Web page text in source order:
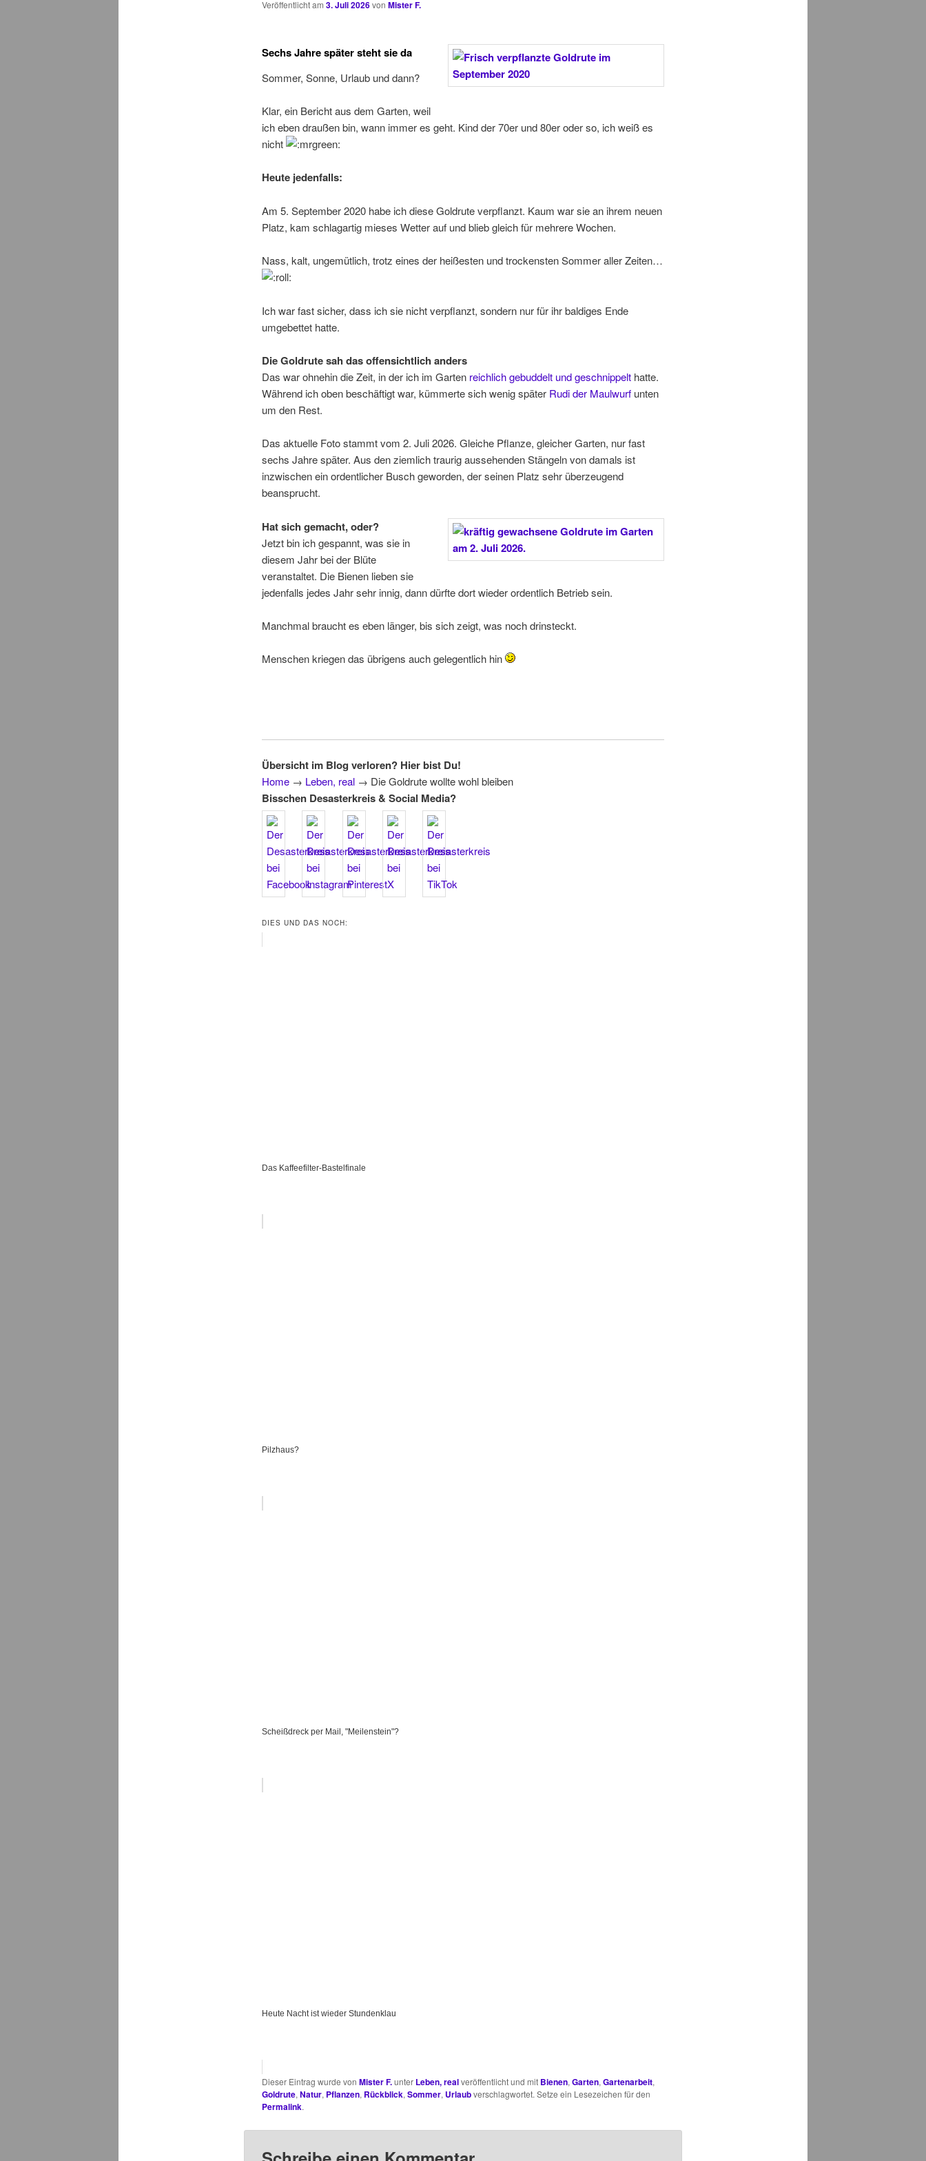
Veröffentlicht am 3. Juli 2026von Mister F.
Sechs Jahre später steht sie da
Sommer, Sonne, Urlaub und dann?
Klar, ein Bericht aus dem Garten, weil
ich eben draußen bin, wann immer es geht. Kind der 70er und 80er oder so, ich weiß es
nicht
Heute jedenfalls:
Am 5. September 2020 habe ich diese Goldrute verpflanzt. Kaum war sie an ihrem neuen
Platz, kam schlagartig mieses Wetter auf und blieb gleich für mehrere Wochen.
Nass, kalt, ungemütlich, trotz eines der heißesten und trockensten Sommer aller Zeiten…
Ich war fast sicher, dass ich sie nicht verpflanzt, sondern nur für ihr baldiges Ende
umgebettet hatte.
Die Goldrute sah das offensichtlich anders
Das war ohnehin die Zeit, in der ich im Garten reichlich gebuddelt und geschnippelthatte.
Während ich oben beschäftigt war, kümmerte sich wenig später Rudi der Maulwurfunten
um den Rest.
Das aktuelle Foto stammt vom 2. Juli 2026. Gleiche Pflanze, gleicher Garten, nur fast
sechs Jahre später. Aus den ziemlich traurig aussehenden Stängeln von damals ist
inzwischen ein ordentlicher Busch geworden, der seinen Platz sehr überzeugend
beansprucht.
Hat sich gemacht, oder?
Jetzt bin ich gespannt, was sie in
diesem Jahr bei der Blüte
veranstaltet. Die Bienen lieben sie
jedenfalls jedes Jahr sehr innig, dann dürfte dort wieder ordentlich Betrieb sein.
Manchmal braucht es eben länger, bis sich zeigt, was noch drinsteckt.
Menschen kriegen das übrigens auch gelegentlich hin
Übersicht im Blog verloren? Hier bist Du!
Home → Leben, real → Die Goldrute wollte wohl bleiben
Bisschen Desasterkreis & Social Media?
DIES UND DAS NOCH:
Das Kaffeefilter-Bastelfinale
Pilzhaus?
Scheißdreck per Mail, "Meilenstein"?
Heute Nacht ist wieder Stundenklau
Dieser Eintrag wurde von Mister F.unter Leben, realveröffentlicht und mit Bienen, Garten, Gartenarbeit,
Goldrute, Natur, Pflanzen, Rückblick, Sommer, Urlaubverschlagwortet. Setze ein Lesezeichen für den
Permalink.